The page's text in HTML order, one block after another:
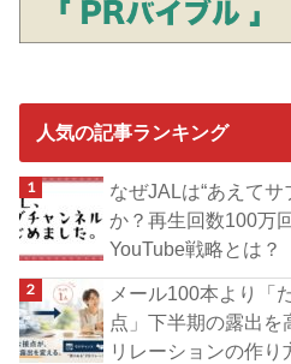
人気の記事ランキング
なぜJALは“あえて
か？再生回数100万
YouTube戦略とは？
メール100本より「
点」下半期の露出を
リレーションの作り